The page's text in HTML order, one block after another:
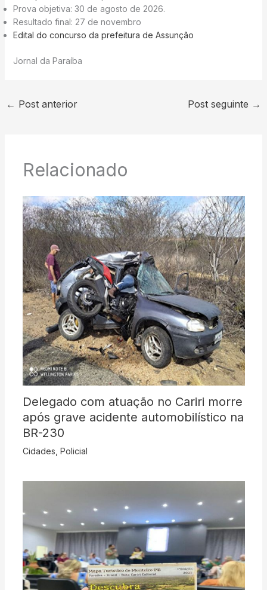
Prova objetiva: 30 de agosto de 2026.
Resultado final: 27 de novembro
Edital do concurso da prefeitura de Assunção
Jornal da Paraíba
← Post anterior Post seguinte →
Relacionado
Delegado com atuação no Cariri morre
após grave acidente automobilístico na
BR-230
Cidades Policial